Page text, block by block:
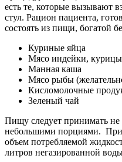
есть те, которые вызывают
стул. Рацион пациента,
состоять из пищи, богатой
Куриные яйца
Мясо индейки,
Манная каша
Мясо рыбы
Кисломолочные
Зеленый чай
Пищу следует принимать не
небольшими порциями. При
объем потребляемой
литров негазированной